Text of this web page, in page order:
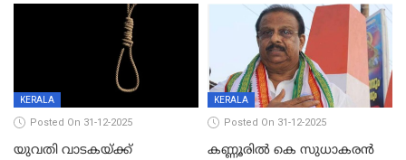
KERALA
Posted On 31-12-2025
യുവതി വാടകയ്ക്ക്
KERALA
Posted On 31-12-2025
കണ്ണൂരിൽ കെ സുധാകരൻ